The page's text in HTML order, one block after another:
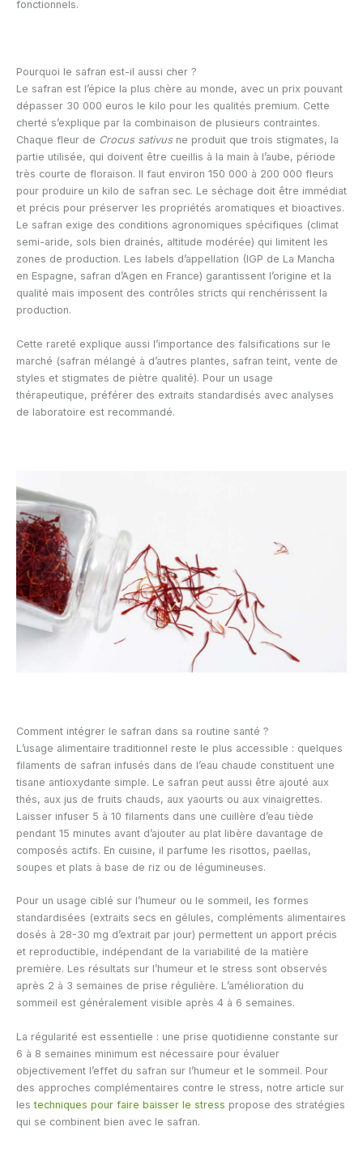
fonctionnels.
Pourquoi le safran est-il aussi cher ?
Le safran est l’épice la plus chère au monde, avec un prix pouvant
dépasser 30 000 euros le kilo pour les qualités premium. Cette
cherté s’explique par la combinaison de plusieurs contraintes.
Chaque fleur de Crocus sativus ne produit que trois stigmates, la
partie utilisée, qui doivent être cueillis à la main à l’aube, période
très courte de floraison. Il faut environ 150 000 à 200 000 fleurs
pour produire un kilo de safran sec. Le séchage doit être immédiat
et précis pour préserver les propriétés aromatiques et bioactives.
Le safran exige des conditions agronomiques spécifiques (climat
semi-aride, sols bien drainés, altitude modérée) qui limitent les
zones de production. Les labels d’appellation (IGP de La Mancha
en Espagne, safran d’Agen en France) garantissent l’origine et la
qualité mais imposent des contrôles stricts qui renchérissent la
production.
Cette rareté explique aussi l’importance des falsifications sur le
marché (safran mélangé à d’autres plantes, safran teint, vente de
styles et stigmates de piètre qualité). Pour un usage
thérapeutique, préférer des extraits standardisés avec analyses
de laboratoire est recommandé.
Comment intégrer le safran dans sa routine santé ?
L’usage alimentaire traditionnel reste le plus accessible : quelques
filaments de safran infusés dans de l’eau chaude constituent une
tisane antioxydante simple. Le safran peut aussi être ajouté aux
thés, aux jus de fruits chauds, aux yaourts ou aux vinaigrettes.
Laisser infuser 5 à 10 filaments dans une cuillère d’eau tiède
pendant 15 minutes avant d’ajouter au plat libère davantage de
composés actifs. En cuisine, il parfume les risottos, paellas,
soupes et plats à base de riz ou de légumineuses.
Pour un usage ciblé sur l’humeur ou le sommeil, les formes
standardisées (extraits secs en gélules, compléments alimentaires
dosés à 28-30 mg d’extrait par jour) permettent un apport précis
et reproductible, indépendant de la variabilité de la matière
première. Les résultats sur l’humeur et le stress sont observés
après 2 à 3 semaines de prise régulière. L’amélioration du
sommeil est généralement visible après 4 à 6 semaines.
La régularité est essentielle : une prise quotidienne constante sur
6 à 8 semaines minimum est nécessaire pour évaluer
objectivement l’effet du safran sur l’humeur et le sommeil. Pour
des approches complémentaires contre le stress, notre article sur
lestechniques pour faire baisser le stress propose des stratégies
qui se combinent bien avec le safran.